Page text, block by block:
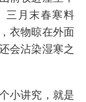
三月末春寒料
衣物晾在外面
会沾染湿寒之
小讲究，就是